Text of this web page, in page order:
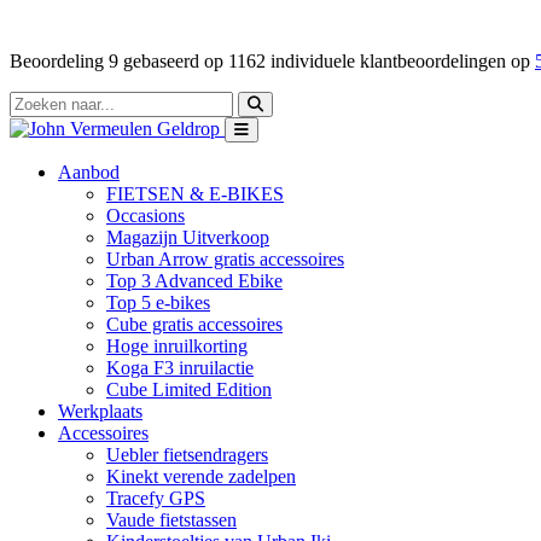
Beoordeling 9 gebaseerd op 1162 individuele klantbeoordelingen op
Aanbod
FIETSEN & E-BIKES
Occasions
Magazijn Uitverkoop
Urban Arrow gratis accessoires
Top 3 Advanced Ebike
Top 5 e-bikes
Cube gratis accessoires
Hoge inruilkorting
Koga F3 inruilactie
Cube Limited Edition
Werkplaats
Accessoires
Uebler fietsendragers
Kinekt verende zadelpen
Tracefy GPS
Vaude fietstassen